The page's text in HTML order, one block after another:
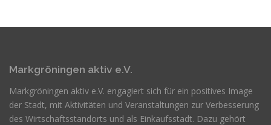
Markgröningen aktiv e.V.
Markgröningen aktiv e.V. engagiert sich für ein positives Image
der Stadt, mit Aktivitäten und Veranstaltungen zur Verbesserung
des Wirtschaftsstandorts und als Einkaufsstadt. Dazu gehört